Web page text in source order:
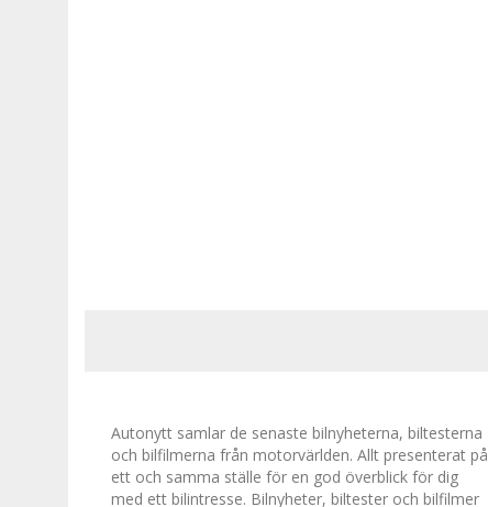
Autonytt samlar de senaste bilnyheterna, biltesterna
och bilfilmerna från motorvärlden. Allt presenterat på
ett och samma ställe för en god överblick för dig
med ett bilintresse. Bilnyheter, biltester och bilfilmer